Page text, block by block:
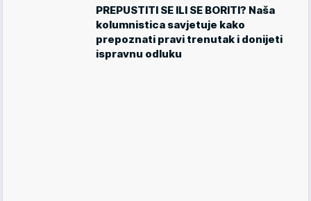
PREPUSTITI SE ILI SE BORITI? Naša
kolumnistica savjetuje kako
prepoznati pravi trenutak i donijeti
ispravnu odluku